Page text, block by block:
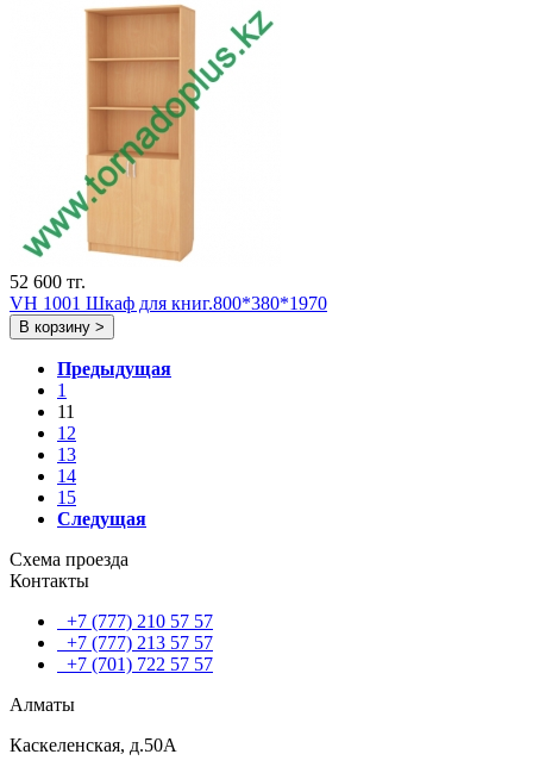
52 600 тг.
VH 1001 Шкаф для книг.800*380*1970
В корзину >
Предыдущая
1
11
12
13
14
15
Следущая
Схема проезда
Контакты
+7 (777) 210 57 57
+7 (777) 213 57 57
+7 (701) 722 57 57
Алматы
Каскеленская, д.50А